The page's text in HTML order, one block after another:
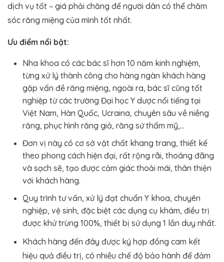
dịch vụ tốt – giá phải chăng để người dân có thể chăm
sóc răng miệng của mình tốt nhất.
Ưu điểm nổi bật:
Nha khoa có các bác sĩ hơn 10 năm kinh nghiệm,
từng xử lý thành công cho hàng ngàn khách hàng
gặp vấn đề răng miệng, ngoài ra, bác sĩ cũng tốt
nghiệp từ các trường Đại học Y dược nổi tiếng tại
Việt Nam, Hàn Quốc, Ucraina, chuyên sâu về niềng
răng, phục hình răng giả, răng sứ thẩm mỹ,…
Đơn vị này có cơ sở vật chất khang trang, thiết kế
theo phong cách hiện đại, rất rộng rãi, thoáng đãng
và sạch sẽ, tạo được cảm giác thoải mái, thân thiện
với khách hàng.
Quy trình tư vấn, xử lý đạt chuẩn Y khoa, chuyên
nghiệp, vệ sinh, đặc biệt các dụng cụ khám, điều trị
được khử trùng 100%, thiết bị sử dụng 1 lần duy nhất.
Khách hàng đến đây được ký hợp đồng cam kết
hiệu quả điều trị, có nhiều chế độ bảo hành để đảm